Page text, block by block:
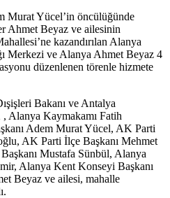
Murat Yücel’in öncülüğünde
Ahmet Beyaz ve ailesinin
kazandırılan Alanya
Merkezi ve Alanya Ahmet Beyaz 4
düzenlenen törenle hizmete
Bakanı ve Antalya
Alanya Kaymakamı Fatih
Adem Murat Yücel, AK Parti
AK Parti İlçe Başkanı Mehmet
Mustafa Sünbül, Alanya
Alanya Kent Konseyi Başkanı
Beyaz ve ailesi, mahalle